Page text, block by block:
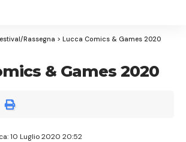
Resizer
Rassegna > Lucca Comics & Games 2020
& Games 2020
10 Luglio 2020 20:52